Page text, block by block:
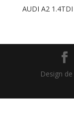
AUDI A2
Design de